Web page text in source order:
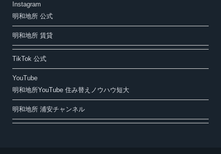
Instagram
明和地所 公式
明和地所 賃貸
TikTok 公式
YouTube
明和地所YouTube 住み替えノウハウ短大
明和地所 浦安チャンネル